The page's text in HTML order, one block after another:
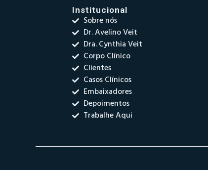
Institucional
Sobre nós
Dr. Avelino Veit
Dra. Cynthia Veit
Corpo Clínico
Clientes
Casos Clínicos
Embaixadores
Depoimentos
Trabalhe Aqui